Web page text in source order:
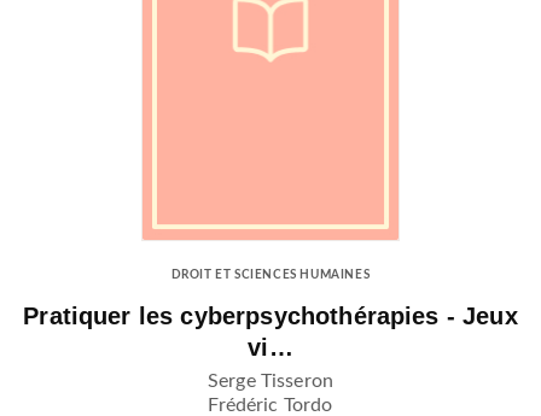
DROIT ET SCIENCES HUMAINES
Pratiquer les cyberpsychothérapies - Jeux
vi…
Serge Tisseron
Frédéric Tordo